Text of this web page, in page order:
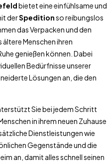
bietet eine einfühlsame und
derSpeditionso reibungslos
das Verpacken und den
Menschen ihren
genießen können. Dabei
Bedürfnisse unserer
Lösungen an, die den
Sie bei jedem Schritt
in ihrem neuen Zuhause
Dienstleistungen wie
Gegenstände und die
an, damit alles schnell seinen